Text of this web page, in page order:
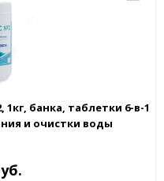
банка, таблетки 6-в-1
и очистки воды